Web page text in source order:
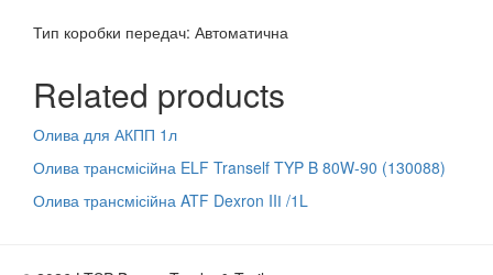
Тип коробки передач: Автоматична
Related products
Олива для АКПП 1л
Олива трансмісійна ELF Tranself TYP B 80W-90 (130088)
Олива трансмісійна ATF Dexron IIІ /1L